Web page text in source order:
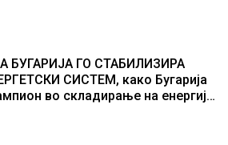
БУГАРИЈА ГО СТАБИЛИЗИРА
СИСТЕМ, како Бугарија
во складирање на енергија